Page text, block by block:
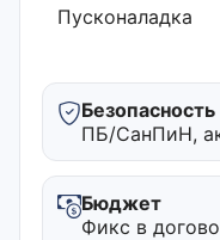
Пусконаладка
Безопасность
ПБ/СанПиН,
Бюджет
Фикс в